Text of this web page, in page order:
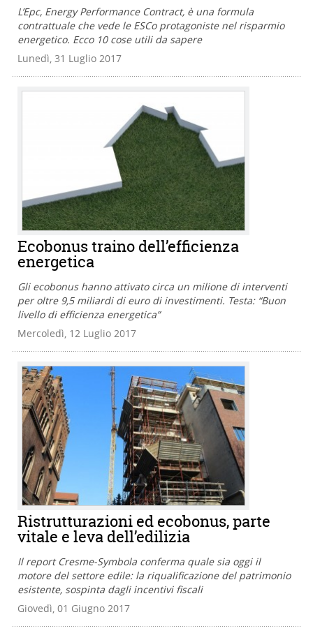
L’Epc, Energy Performance Contract, è una formula
contrattuale che vede le ESCo protagoniste nel risparmio
energetico. Ecco 10 cose utili da sapere
Lunedì, 31 Luglio 2017
Ecobonus traino dell’efficienza
energetica
Gli ecobonus hanno attivato circa un milione di interventi
per oltre 9,5 miliardi di euro di investimenti. Testa: “Buon
livello di efficienza energetica”
Mercoledì, 12 Luglio 2017
Ristrutturazioni ed ecobonus, parte
vitale e leva dell’edilizia
Il report Cresme-Symbola conferma quale sia oggi il
motore del settore edile: la riqualificazione del patrimonio
esistente, sospinta dagli incentivi fiscali
Giovedì, 01 Giugno 2017